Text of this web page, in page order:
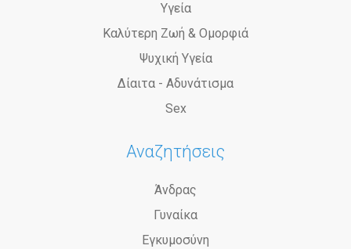
Υγεία
Καλύτερη Ζωή & Ομορφιά
Ψυχική Υγεία
Δίαιτα - Αδυνάτισμα
Sex
Αναζητήσεις
Άνδρας
Γυναίκα
Εγκυμοσύνη